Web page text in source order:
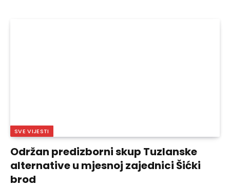
SVE VIJESTI
Održan predizborni skup Tuzlanske
alternative u mjesnoj zajednici Šićki
brod